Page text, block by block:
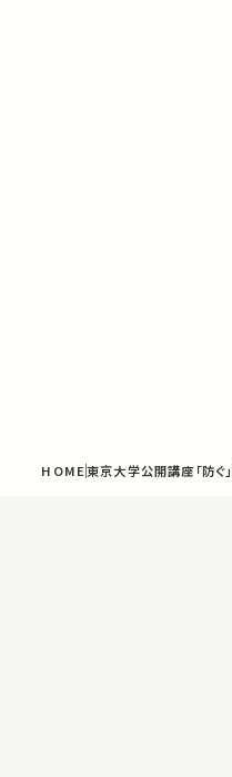
HOME東京大学公開講座「防ぐ」